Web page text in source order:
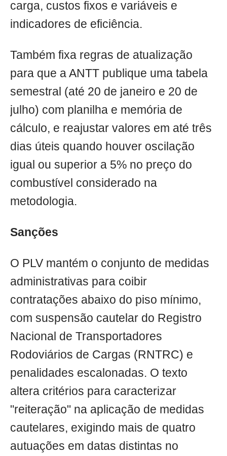
carga, custos fixos e variáveis e
indicadores de eficiência.
Também fixa regras de atualização
para que a ANTT publique uma tabela
semestral (até 20 de janeiro e 20 de
julho) com planilha e memória de
cálculo, e reajustar valores em até três
dias úteis quando houver oscilação
igual ou superior a 5% no preço do
combustível considerado na
metodologia.
Sanções
O PLV mantém o conjunto de medidas
administrativas para coibir
contratações abaixo do piso mínimo,
com suspensão cautelar do Registro
Nacional de Transportadores
Rodoviários de Cargas (RNTRC) e
penalidades escalonadas. O texto
altera critérios para caracterizar
"reiteração" na aplicação de medidas
cautelares, exigindo mais de quatro
autuações em datas distintas no